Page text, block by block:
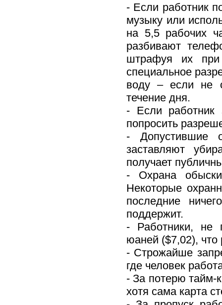
- Если работник
музыку или
на 5,5 рабочих
разбивают
штрафуя их
специальное
воду – если не
течение дня.
- Если работник
попросить
- Допустившие
заставляют
получает
- Охрана
Некоторые
последние
поддержит.
- Работники, не
юаней ($7,02),
- Строжайше
где человек
- За потерю тайм-
хотя сама карта